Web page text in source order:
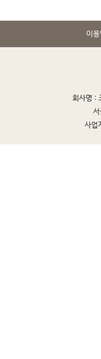
이
회사명 :
사업